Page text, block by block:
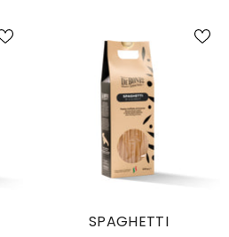
SPAGHETTI